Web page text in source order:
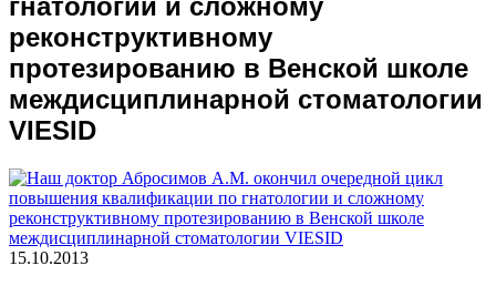
гнатологии и сложному
реконструктивному
протезированию в Венской школе
междисциплинарной стоматологии
VIESID
15.10.2013